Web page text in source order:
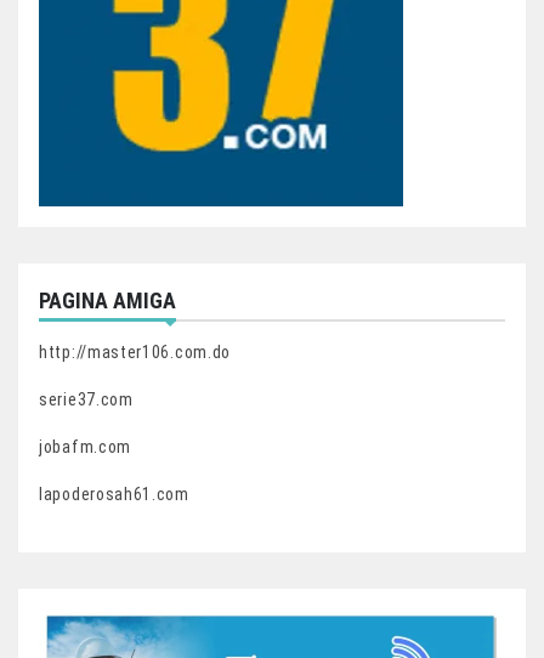
PAGINA AMIGA
http://master106.com.do
serie37.com
jobafm.com
lapoderosah61.com